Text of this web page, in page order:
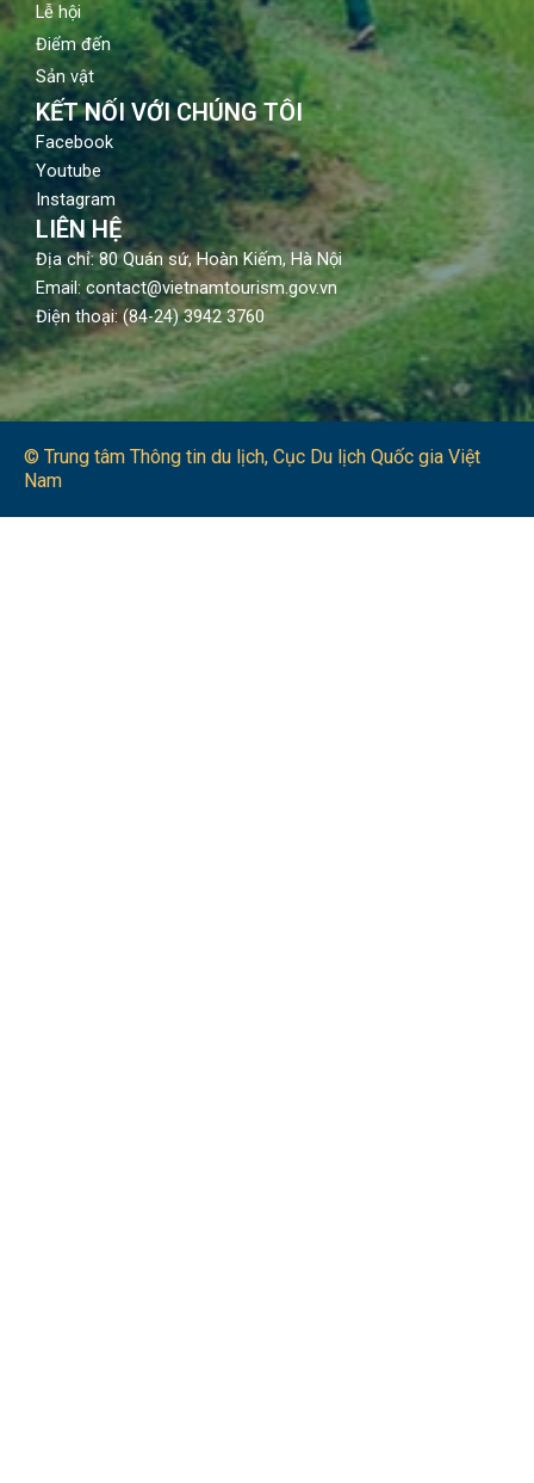
Lễ hội
Điểm đến
Sản vật
KẾT NỐI VỚI CHÚNG TÔI
Facebook
Youtube
Instagram
LIÊN HỆ
Địa chỉ: 80 Quán sứ, Hoàn Kiếm, Hà Nội
Email: contact@vietnamtourism.gov.vn
Điện thoại: (84-24) 3942 3760
© Trung tâm Thông tin du lịch​, Cục Du lịch Quốc gia Việt
Nam